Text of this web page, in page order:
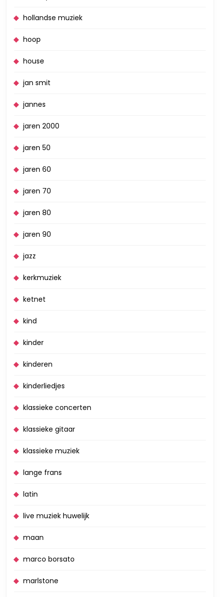
hollandse muziek
hoop
house
jan smit
jannes
jaren 2000
jaren 50
jaren 60
jaren 70
jaren 80
jaren 90
jazz
kerkmuziek
ketnet
kind
kinder
kinderen
kinderliedjes
klassieke concerten
klassieke gitaar
klassieke muziek
lange frans
latin
live muziek huwelijk
maan
marco borsato
marlstone